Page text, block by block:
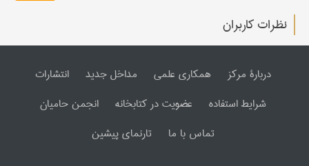
نظرات کاربران
دربارۀ مرکز همکاری علمی مداخل جدید
انتشارات
شرایط استفاده
عضویت در کتابخانه
انجمن حامیان
تماس با ما
تارنمای پیشین